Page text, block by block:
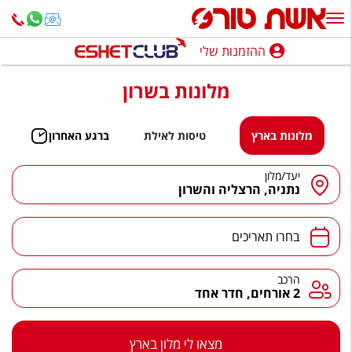
ההזמנות שלי
חופשה לפי סגנון
מלונות באילת
טיולים מאורגנים
סגנונות טיול
הרגע האחרון
ההזמנות שלי
מלונות בשרון
מלונות בארץ טיסות לאילת ברגע האחרון
יעד/מלון יעד/מלון
נתניה, הרצליה והשרון
תאריכים בחרו תאריכים
הרכב הרכב
2 אורחים, חדר אחד
מצאו לי מלון בארץ